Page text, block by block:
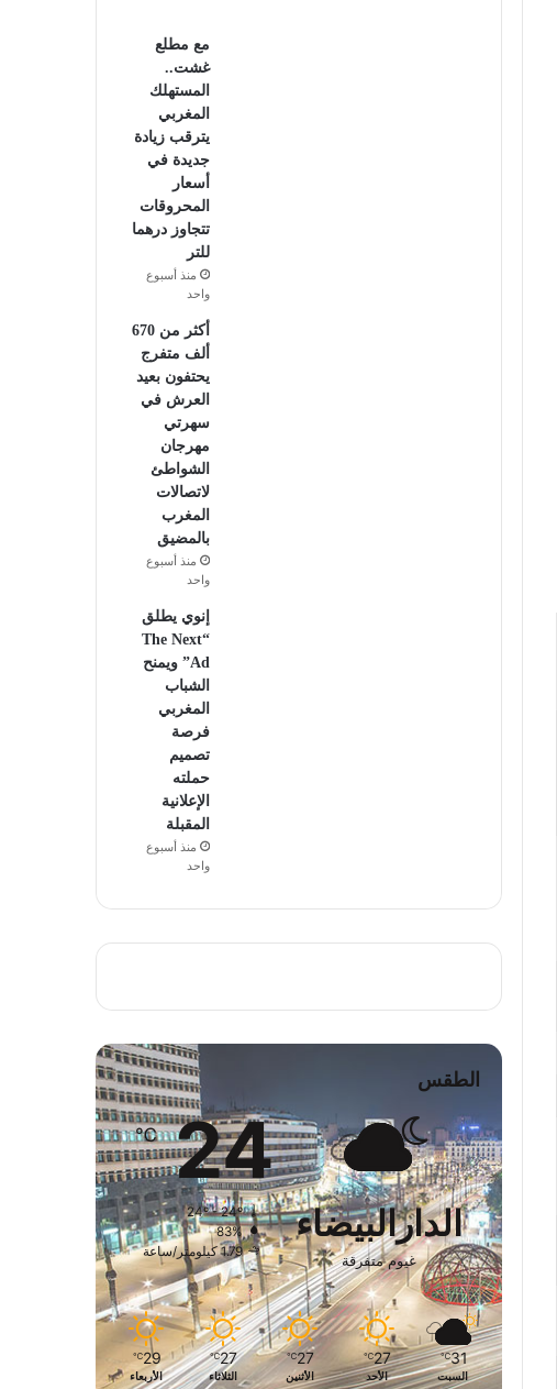
مع مطلع
غشت..
المستهلك
المغربي
يترقب زيادة
جديدة في
أسعار
المحروقات
تتجاوز درهما
للتر
منذ أسبوع
واحد
أكثر من 670
ألف متفرج
يحتفون بعيد
العرش في
سهرتي
مهرجان
الشواطئ
لاتصالات
المغرب
بالمضيق
منذ أسبوع
واحد
إنوي يطلق
“The Next
Ad” ويمنح
الشباب
المغربي
فرصة
تصميم
حملته
الإعلانية
المقبلة
منذ أسبوع
واحد
الطقس
الدارالبيضاء
غيوم متفرقة
24
℃
24º - 24º
83%
1.79 كيلومتر/ساعة
31
℃
السبت
27
℃
الأحد
27
℃
الأثنين
27
℃
الثلاثاء
29
℃
الأربعاء